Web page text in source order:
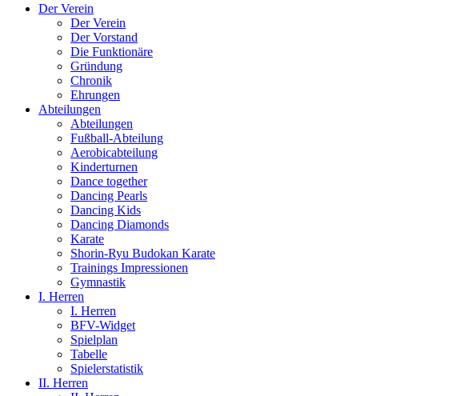
Der Verein
Der Verein
Der Vorstand
Die Funktionäre
Gründung
Chronik
Ehrungen
Abteilungen
Abteilungen
Fußball-Abteilung
Aerobicabteilung
Kinderturnen
Dance together
Dancing Pearls
Dancing Kids
Dancing Diamonds
Karate
Shorin-Ryu Budokan Karate
Trainings Impressionen
Gymnastik
I. Herren
I. Herren
BFV-Widget
Spielplan
Tabelle
Spielerstatistik
II. Herren